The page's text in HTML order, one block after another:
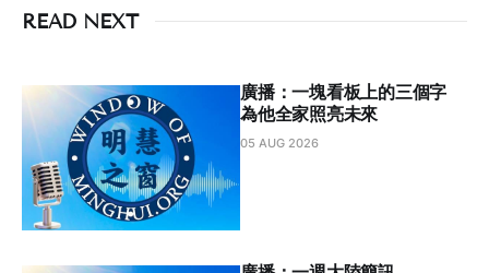
READ NEXT
廣播：⼀塊看板上的三個字
為他全家照亮未來
05 AUG 2026